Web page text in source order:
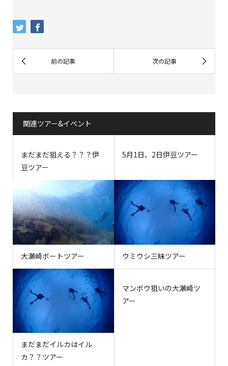
関連ツアー&イベント
まだまだ狙える？？？伊
豆ツアー
5月1日、2日伊豆ツアー
大瀬崎ボートツアー ウミウシ三昧ツアー
まだまだイルカはイル
カ？？ツアー
マンボウ狙いの大瀬崎ツ
アー